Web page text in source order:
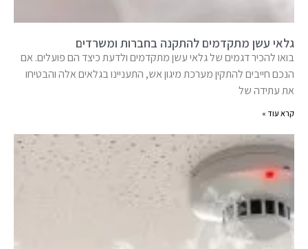
גלאי עשן מתקדמים להתקנה בחברות ומשרדים
בואו להכיר דגמים של גלאי עשן מתקדמים ולדעת כיצד הם פועלים. אם
הנכם חייבים להתקין מערכת מיגון אש, התעניינו בגלאים אלה והבטיחו
את עתידה של
קרא עוד »